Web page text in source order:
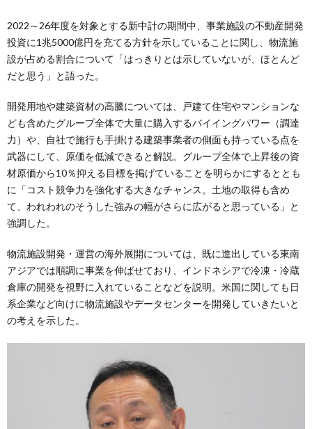
2022～26年度を対象とする新中計の期間中、事業施設の不動産開発
投資に1兆5000億円を充てる方針を示していることに関し、物流施
設が占める割合について「はっきりとは示していないが、ほとんど
だと思う」と語った。
開発用地や建築資材の高騰については、戸建て住宅やマンションな
ども含めたグループ全体で大量に購入するバイイングパワー（調達
力）や、自社で施行も手掛ける建築事業者の側面も持っている点を
武器にして、原価を低減できると解説。グループ全体で上昇後の資
材原価から10％抑える目標を掲げていることを明らかにするととも
に「コスト競争力を強化する大きなチャンス。土地の取得も含め
て、われわれのそうした強みの幅がさらに広がると思っている」と
強調した。
物流施設開発・運営の海外展開については、既に進出している東南
アジアでは順調に事業を伸ばせており、インドネシアで冷凍・冷蔵
倉庫の開発を視野に入れていることなどを説明。米国に関しても日
系企業など向けに物流施設やデータセンターを開発していきたいと
の考えを示した。